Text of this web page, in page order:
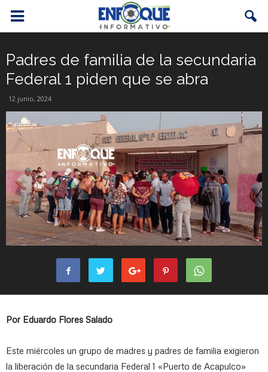
Padres de familia de la secundaria
Federal 1 piden que se abra
12 junio, 2024
Por Eduardo Flores Salado
Este miércoles un grupo de madres y padres de familia exigieron
la liberación de la secundaria Federal 1 «Puerto de Acapulco»